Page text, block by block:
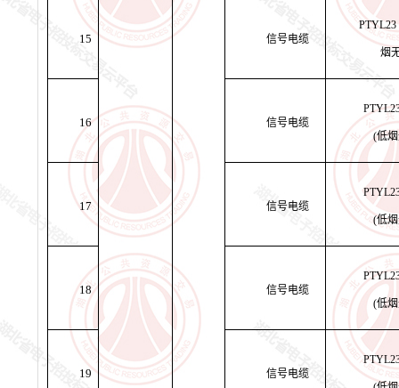
15 信号电缆
烟
16 信号电缆
(低
17 信号电缆
(低
18 信号电缆
(低
19 信号电缆